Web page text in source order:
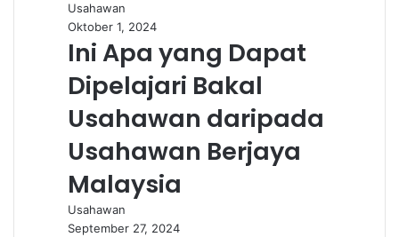
Usahawan
Oktober 1, 2024
Ini Apa yang Dapat
Dipelajari Bakal
Usahawan daripada
Usahawan Berjaya
Malaysia
Usahawan
September 27, 2024